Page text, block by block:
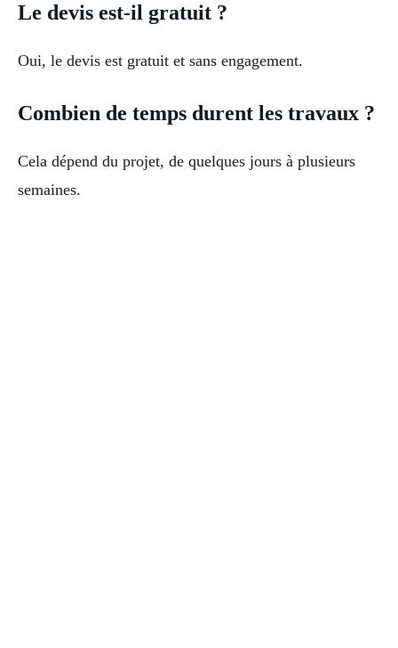
Le devis est-il gratuit ?
Oui, le devis est gratuit et sans engagement.
Combien de temps durent les travaux ?
Cela dépend du projet, de quelques jours à plusieurs
semaines.